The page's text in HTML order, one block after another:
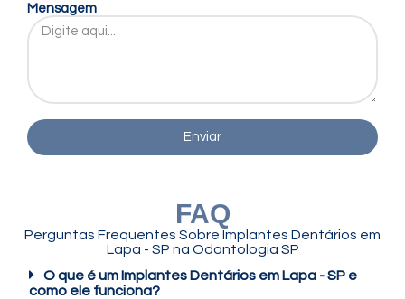
Mensagem
Enviar
FAQ
Perguntas Frequentes Sobre Implantes Dentários em
Lapa - SP na Odontologia SP
O que é um Implantes Dentários em Lapa - SP e
como ele funciona?